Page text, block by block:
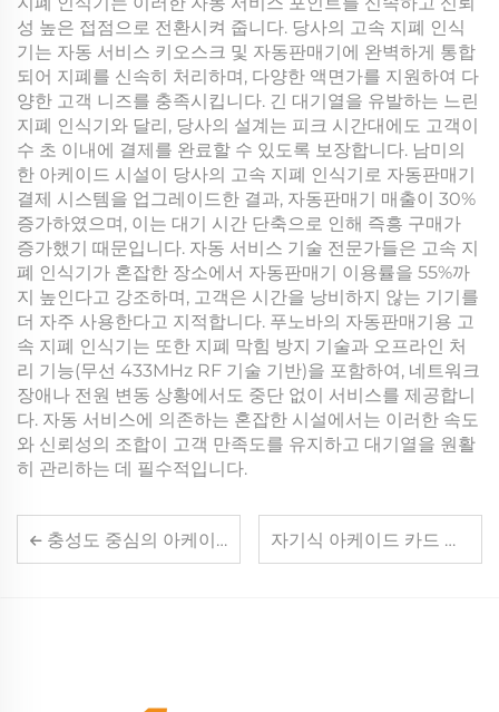
성 높은 접점으로 전환시켜 줍니다. 당사의 고속 지폐 인식
기는 자동 서비스 키오스크 및 자동판매기에 완벽하게 통합
되어 지폐를 신속히 처리하며, 다양한 액면가를 지원하여 다
양한 고객 니즈를 충족시킵니다. 긴 대기열을 유발하는 느린
지폐 인식기와 달리, 당사의 설계는 피크 시간대에도 고객이
수 초 이내에 결제를 완료할 수 있도록 보장합니다. 남미의
한 아케이드 시설이 당사의 고속 지폐 인식기로 자동판매기
결제 시스템을 업그레이드한 결과, 자동판매기 매출이 30%
증가하였으며, 이는 대기 시간 단축으로 인해 즉흥 구매가
증가했기 때문입니다. 자동 서비스 기술 전문가들은 고속 지
폐 인식기가 혼잡한 장소에서 자동판매기 이용률을 55%까
지 높인다고 강조하며, 고객은 시간을 낭비하지 않는 기기를
더 자주 사용한다고 지적합니다. 푸노바의 자동판매기용 고
속 지폐 인식기는 또한 지폐 막힘 방지 기술과 오프라인 처
리 기능(무선 433MHz RF 기술 기반)을 포함하여, 네트워크
장애나 전원 변동 상황에서도 중단 없이 서비스를 제공합니
다. 자동 서비스에 의존하는 혼잡한 시설에서는 이러한 속도
와 신뢰성의 조합이 고객 만족도를 유지하고 대기열을 원활
히 관리하는 데 필수적입니다.
충성도 중심의 아케이드 무현금 시스템이 반복 방문을 유도하는 방법 자기식 아케이드 카드 리더 시스템에 적합한 아케이드 상황은 어떤 것인가요